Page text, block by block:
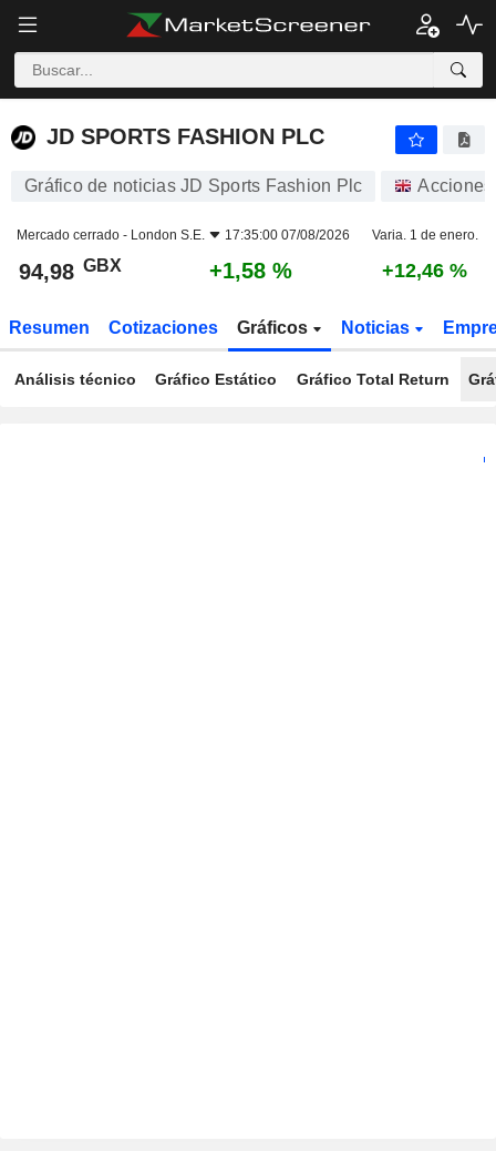
JD SPORTS FASHION PLC
JD SPORTS FASHION PLC
Gráfico de noticias JD Sports Fashion Plc Acciones
Mercado cerrado - London S.E. 17:35:00 07/08/2026 Varia. 1 de enero.
94,98 GBX +1,58 % +12,46 %
Resumen Cotizaciones Gráficos Noticias
Análisis técnico Gráfico Estático Gráfico Total Return